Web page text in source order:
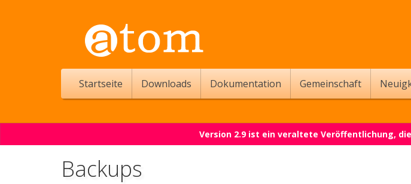
Startseite Downloads Dokumentation Gemeinschaft
Version 2.9 ist ein veraltete Veröffentlichung,
Backups